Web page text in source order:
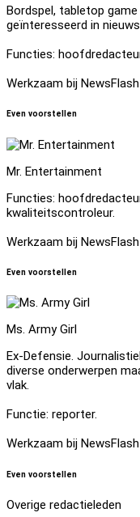
Bordspel, tabletop
geïnteresseerd in
Functies:
Werkzaam bij
Even voorstellen
Mr. Entertainment
Functies:
kwaliteitscontroleur.
Werkzaam bij
Even voorstellen
Ms. Army Girl
Ex-Defensie.
diverse onderwerpen
vlak.
Functie: reporter.
Werkzaam bij
Even voorstellen
Overige redactieleden